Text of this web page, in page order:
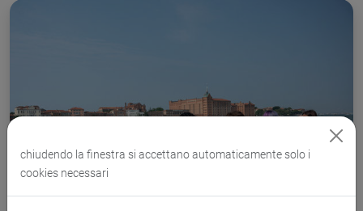
chiudendo la finestra si accettano automaticamente solo i
cookies necessari